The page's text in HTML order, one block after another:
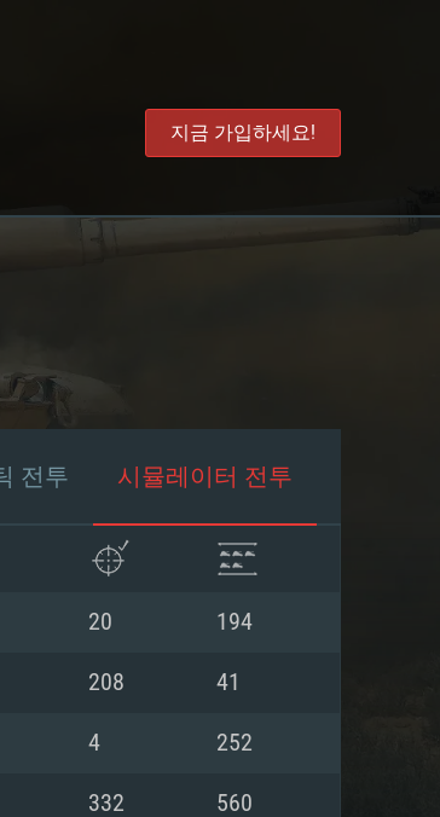
지금 가입하세요!
전투 시뮬레이터 전투
20 194
208 41
4 252
332 560